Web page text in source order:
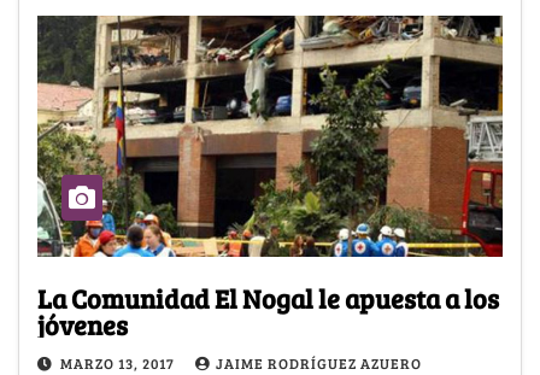
La Comunidad El Nogal le apuesta a los
jóvenes
MARZO 13, 2017 JAIME RODRÍGUEZ AZUERO